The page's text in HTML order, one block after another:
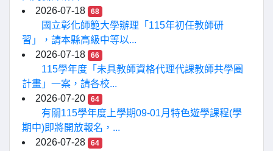
2026-07-18
68
國立彰化師範大學辦理「115年初任教師研
習」，請本縣高級中等以...
2026-07-18
66
115學年度「未具教師資格代理代課教師共學圈
計畫」一案，請各校...
2026-07-20
64
有關115學年度上學期09-01月特色遊學課程(學
期中)即將開放報名，...
2026-07-28
64